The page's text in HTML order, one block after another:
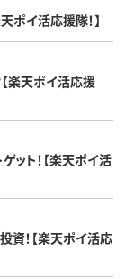
ポイ活応援隊！】
楽天ポイ活応援
ット！【楽天ポイ活
資！【楽天ポイ活応